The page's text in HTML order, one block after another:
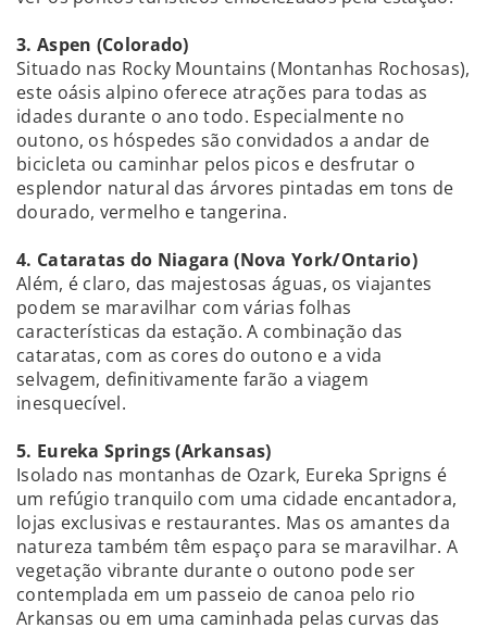
3. Aspen (Colorado)
Situado nas Rocky Mountains (Montanhas Rochosas),
este oásis alpino oferece atrações para todas as
idades durante o ano todo. Especialmente no
outono, os hóspedes são convidados a andar de
bicicleta ou caminhar pelos picos e desfrutar o
esplendor natural das árvores pintadas em tons de
dourado, vermelho e tangerina.
4. Cataratas do Niagara (Nova York/Ontario)
Além, é claro, das majestosas águas, os viajantes
podem se maravilhar com várias folhas
características da estação. A combinação das
cataratas, com as cores do outono e a vida
selvagem, definitivamente farão a viagem
inesquecível.
5. Eureka Springs (Arkansas)
Isolado nas montanhas de Ozark, Eureka Sprigns é
um refúgio tranquilo com uma cidade encantadora,
lojas exclusivas e restaurantes. Mas os amantes da
natureza também têm espaço para se maravilhar. A
vegetação vibrante durante o outono pode ser
contemplada em um passeio de canoa pelo rio
Arkansas ou em uma caminhada pelas curvas das